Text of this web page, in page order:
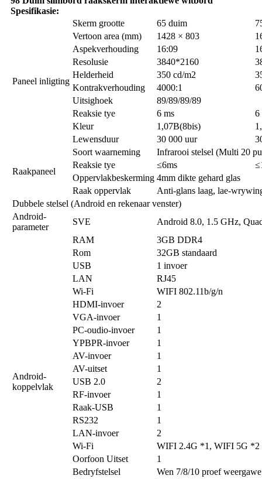
Spesifikasie:
Paneel inligting
Skerm grootte 65 duim
Vertoon area (mm)
1428 × 803
Aspekverhouding
16:09
Resolusie
3840*2160
Helderheid
350 cd/m2
Kontrakverhouding
4000:1
Uitsighoek
89/89/89/89
Reaksie tye
6 ms
6
Kleur
1,07B(8bis)
Lewensduur
30 000 uur
Raakpaneel
Soort waarneming
Infrarooi stelsel (Multi 20
Reaksie tye
≤6ms
Oppervlakbeskerming 4mm dikte gehard glas
Raak oppervlak
Anti-glans laag, lae-
Dubbele stelsel (Android en rekenaar venster)
Android-
parameter
SVE
Android 8.0, 1.5 GHz,
RAM
3GB DDR4
Rom
32GB standaard
USB
1 invoer
LAN
RJ45
Wi-Fi
WIFI 802.11b/g/n
Android-
koppelvlak
HDMI-invoer
2
VGA-invoer
1
PC-oudio-invoer
1
YPBPR-invoer
1
AV-invoer
1
AV-uitset
1
USB 2.0
2
RF-invoer
1
Raak-USB
1
RS232
1
LAN-invoer
2
Wi-Fi
WIFI 2.4G *1, WIFI 5G *2
Oorfoon Uitset
1
Bedryfstelsel
Wen 7/8/10 proef weergawe